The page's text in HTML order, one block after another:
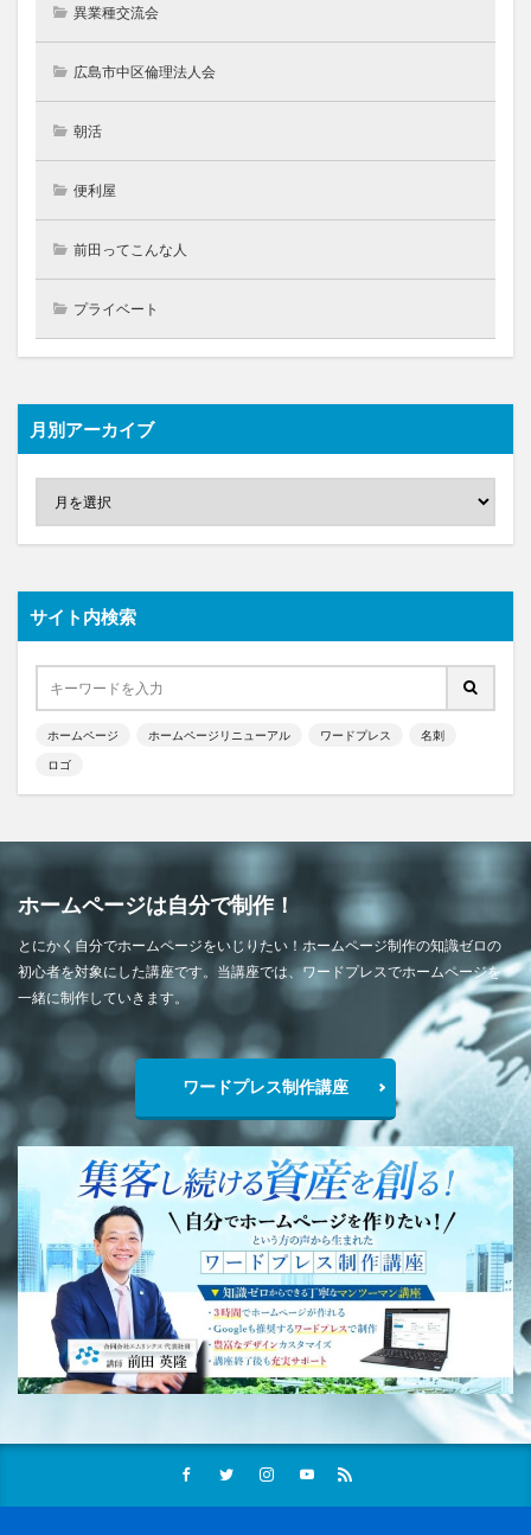
異業種交流会
広島市中区倫理法人会
朝活
便利屋
前田ってこんな人
プライベート
月別アーカイブ
サイト内検索
ホームページ ホームページリニューアル ワードプレス 名刺
ロゴ
ホームページは自分で制作！
とにかく自分でホームページをいじりたい！ホームページ制作の知識ゼロの
初心者を対象にした講座です。当講座では、ワードプレスでホームページを
一緒に制作していきます。
ワードプレス制作講座